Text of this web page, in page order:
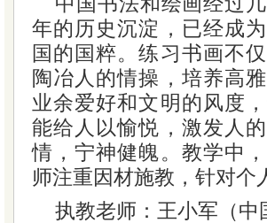
年的历史沉淀，已经成
国的国粹。练习书画不
陶冶人的情操，培养高
业余爱好和文明的风度
能给人以愉悦，激发人
情，宁神健魄。教学中
师注重因材施教，针对个
执教老师：王小军（中